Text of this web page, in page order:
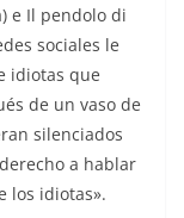
e Il pendolo di
sociales le
idiotas que
de un vaso de
silenciados
a hablar
los idiotas».